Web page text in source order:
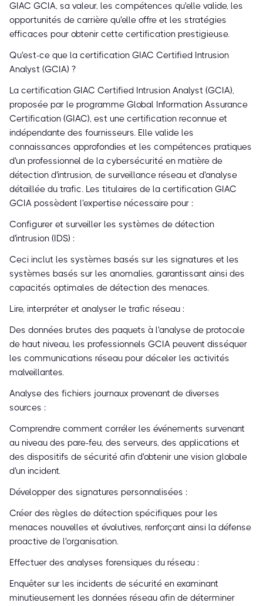
GIAC GCIA, sa valeur, les compétences qu'elle valide, les
opportunités de carrière qu'elle offre et les stratégies
efficaces pour obtenir cette certification prestigieuse.
Qu'est-ce que la certification GIAC Certified Intrusion
Analyst (GCIA) ?
La certification GIAC Certified Intrusion Analyst (GCIA),
proposée par le programme Global Information Assurance
Certification (GIAC), est une certification reconnue et
indépendante des fournisseurs. Elle valide les
connaissances approfondies et les compétences pratiques
d'un professionnel de la cybersécurité en matière de
détection d'intrusion, de surveillance réseau et d'analyse
détaillée du trafic. Les titulaires de la certification GIAC
GCIA possèdent l'expertise nécessaire pour :
Configurer et surveiller les systèmes de détection
d'intrusion (IDS) :
Ceci inclut les systèmes basés sur les signatures et les
systèmes basés sur les anomalies, garantissant ainsi des
capacités optimales de détection des menaces.
Lire, interpréter et analyser le trafic réseau :
Des données brutes des paquets à l'analyse de protocole
de haut niveau, les professionnels GCIA peuvent disséquer
les communications réseau pour déceler les activités
malveillantes.
Analyse des fichiers journaux provenant de diverses
sources :
Comprendre comment corréler les événements survenant
au niveau des pare-feu, des serveurs, des applications et
des dispositifs de sécurité afin d'obtenir une vision globale
d'un incident.
Développer des signatures personnalisées :
Créer des règles de détection spécifiques pour les
menaces nouvelles et évolutives, renforçant ainsi la défense
proactive de l'organisation.
Effectuer des analyses forensiques du réseau :
Enquêter sur les incidents de sécurité en examinant
minutieusement les données réseau afin de déterminer